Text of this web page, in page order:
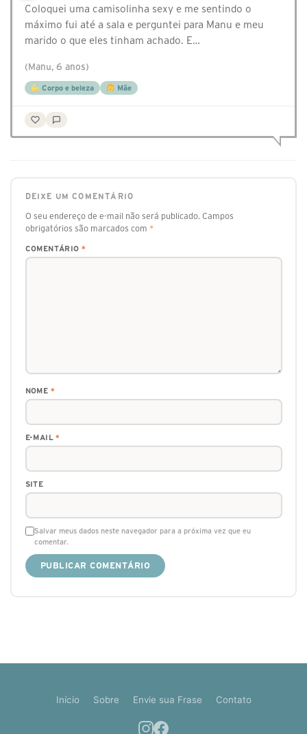
Coloquei uma camisolinha sexy e me sentindo o
máximo fui até a sala e perguntei para Manu e meu
marido o que eles tinham achado. E…
(Manu, 6 anos)
Corpo e beleza Mãe
DEIXE UM COMENTÁRIO
O seu endereço de e-mail não será publicado. Campos
obrigatórios são marcados com *
COMENTÁRIO *
NOME *
E-MAIL*
SITE
Salvar meus dados neste navegador para a próxima vez que eu
comentar.
Início Sobre Envie sua Frase Contato